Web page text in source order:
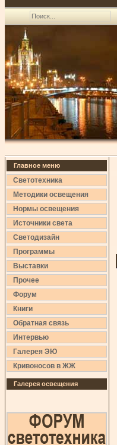
Главное меню
Светотехника
Методики освещения
Нормы освещения
Источники света
Светодизайн
Программы
Выставки
Прочее
Форум
Книги
Обратная связь
Интервью
Галерея ЭЮ
Кривоносов в ЖЖ
Галерея освещения